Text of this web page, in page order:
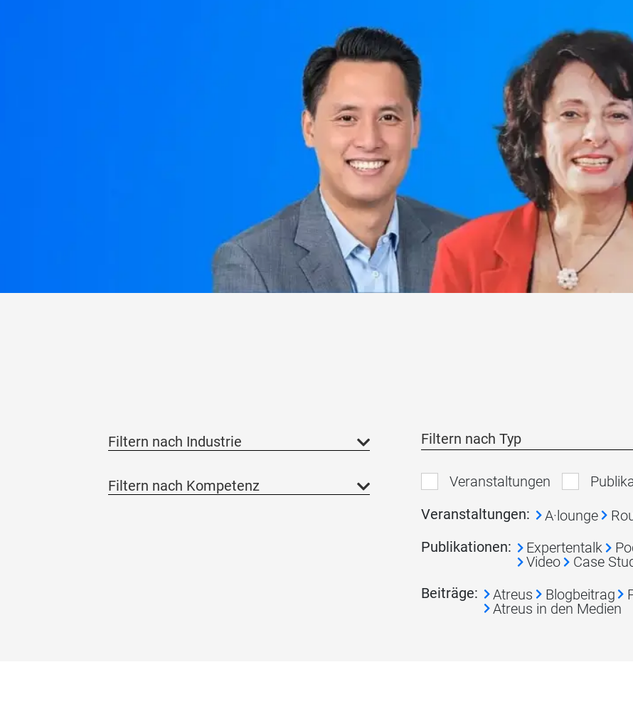
Filtern nach Typ
Veranstaltungen
Veranstaltungen: A·lounge
Publikationen: Expertentalk
Video
Case
Beiträge: Atreus Blogbeitrag
Atreus in den Medien